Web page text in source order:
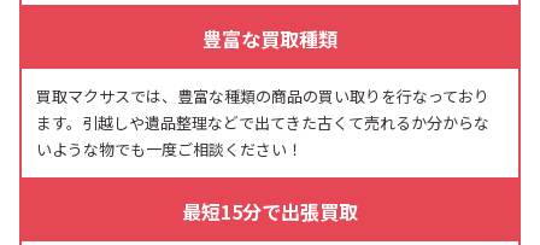
豊富な買取種類
買取マクサスでは、豊富な種類の商品の買い取りを行なっており
ます。引越しや遺品整理などで出てきた古くて売れるか分からな
いような物でも一度ご相談ください！
最短15分で出張買取